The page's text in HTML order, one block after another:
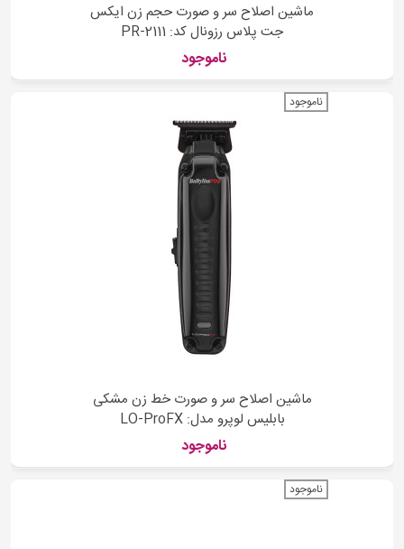
ماشین اصلاح سر و صورت حجم زن ایکس
جت پلاس رزونال کد: PR-2111
ناموجود
ناموجود
ماشین اصلاح سر و صورت خط زن مشکی
بابلیس لوپرو مدل: LO-ProFX
ناموجود
ناموجود